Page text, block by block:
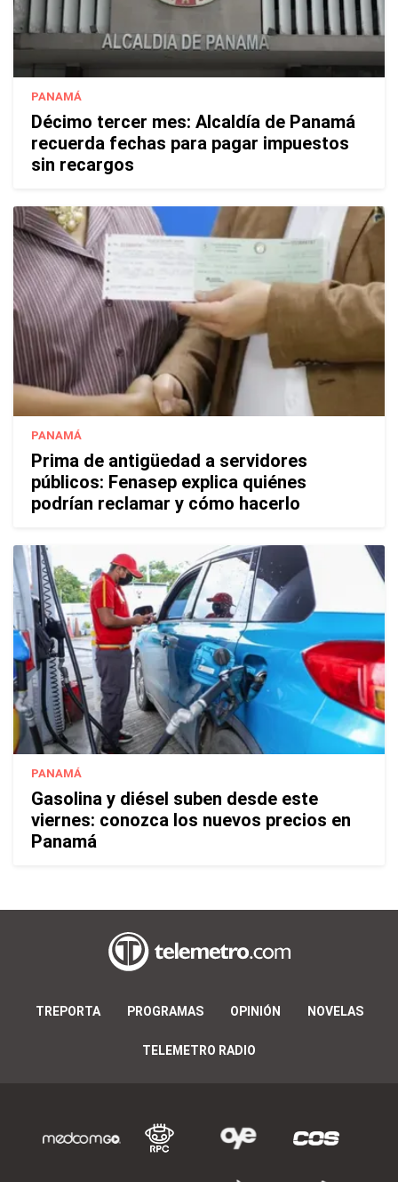
PANAMÁ
Décimo tercer mes: Alcaldía de Panamá
recuerda fechas para pagar impuestos
sin recargos
PANAMÁ
Prima de antigüedad a servidores
públicos: Fenasep explica quiénes
podrían reclamar y cómo hacerlo
PANAMÁ
Gasolina y diésel suben desde este
viernes: conozca los nuevos precios en
Panamá
TREPORTA PROGRAMAS OPINIÓN NOVELAS
TELEMETRO RADIO